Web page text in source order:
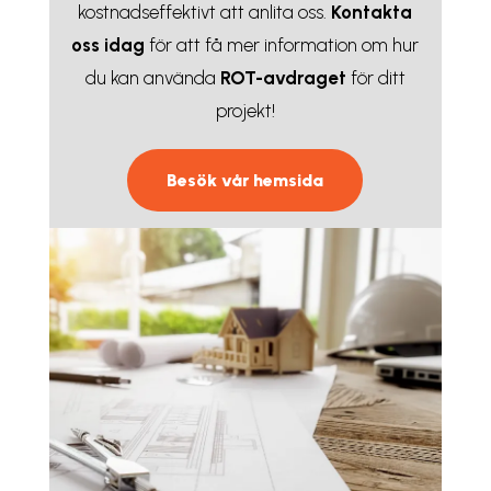
kostnadseffektivt att anlita oss. Kontakta
oss idag för att få mer information om hur
du kan använda ROT-avdraget för ditt
projekt!
Besök vår hemsida